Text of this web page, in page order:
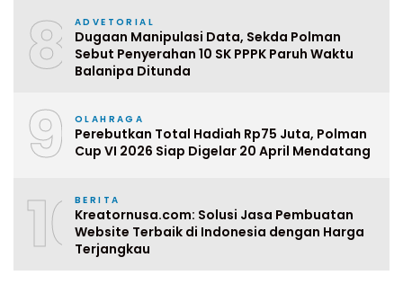
8 ADVETORIAL
Dugaan Manipulasi Data, Sekda Polman
Sebut Penyerahan 10 SK PPPK Paruh Waktu
Balanipa Ditunda
9 OLAHRAGA
Perebutkan Total Hadiah Rp75 Juta, Polman
Cup VI 2026 Siap Digelar 20 April Mendatang
10BERITA
Kreatornusa.com: Solusi Jasa Pembuatan
Website Terbaik di Indonesia dengan Harga
Terjangkau